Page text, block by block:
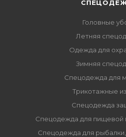
Головные
Летняя
Одежда для
Зимняя
Спецодежда для
Трикотажные
Спецодежда
Спецодежда для
Спецодежда для